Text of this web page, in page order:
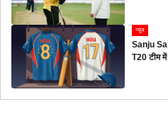
न्यूज
Sanju
T20 टीम में